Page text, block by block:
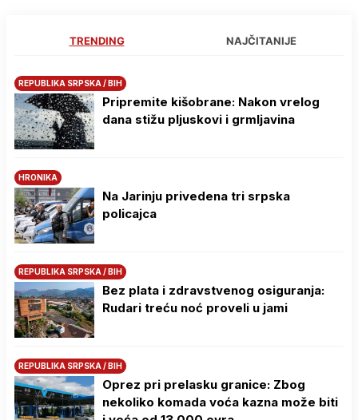
TRENDING NAJČITANIJE
REPUBLIKA SRPSKA / BIH
Pripremite kišobrane: Nakon vrelog
dana stižu pljuskovi i grmljavina
HRONIKA
Na Јarinju privedena tri srpska
policajca
REPUBLIKA SRPSKA / BIH
Bez plata i zdravstvenog osiguranja:
Rudari treću noć proveli u jami
REPUBLIKA SRPSKA / BIH
Oprez pri prelasku granice: Zbog
nekoliko komada voća kazna može biti